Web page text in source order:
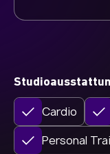
Cardio
Personal